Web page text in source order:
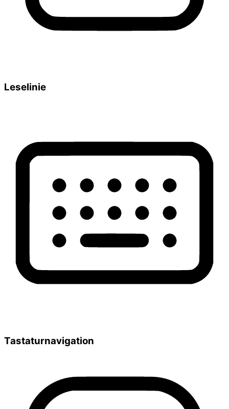
Leselinie
Tastaturnavigation